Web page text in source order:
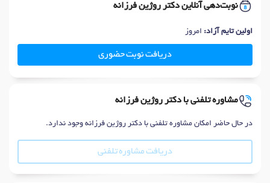
نوبت‌دهی آنلاین دکتر روژین فرزانه
اولین تایم آزاد: امروز
دریافت نوبت حضوری
مشاوره تلفنی با دکتر روژین فرزانه
در حال حاضر امکان مشاوره تلفنی با دکتر روژین فرزانه وجود ندارد.
دریافت مشاوره تلفنی